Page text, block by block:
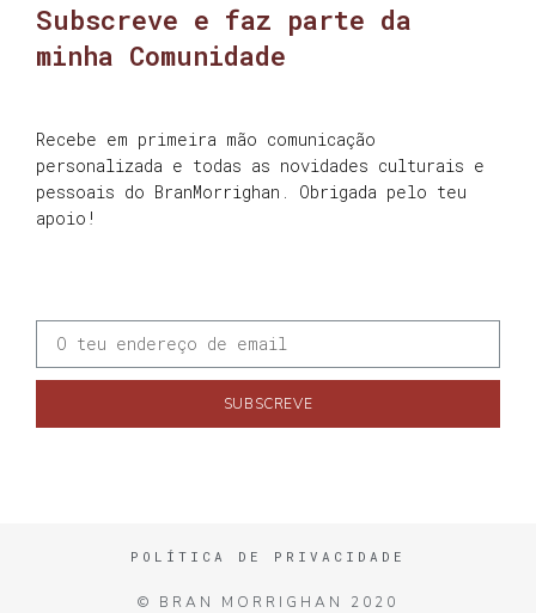
Subscreve e faz parte da
minha Comunidade
Recebe em primeira mão comunicação
personalizada e todas as novidades culturais e
pessoais do BranMorrighan. Obrigada pelo teu
apoio!
SUBSCREVE
POLÍTICA DE PRIVACIDADE
© BRAN MORRIGHAN 2020